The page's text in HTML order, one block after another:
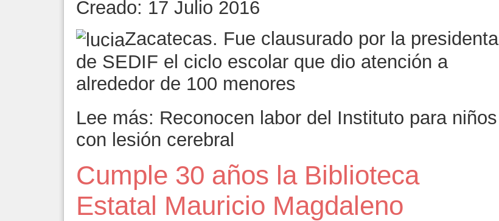
Creado: 17 Julio 2016
Zacatecas. Fue clausurado por la presidenta
de SEDIF el ciclo escolar que dio atención a
alrededor de 100 menores
Lee más: Reconocen labor del Instituto para niños
con lesión cerebral
Cumple 30 años la Biblioteca
Estatal Mauricio Magdaleno